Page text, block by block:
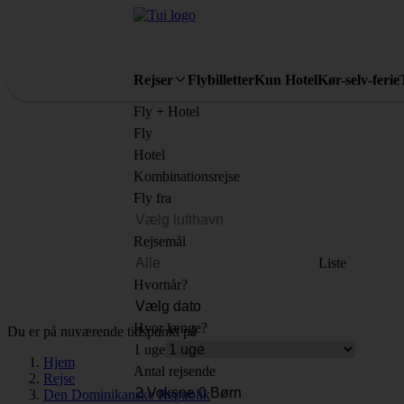
Rejser FlybilletterKun HotelKør-selv-ferie
Fly + Hotel
Fly
Hotel
Kombinationsrejse
Fly fra
Rejsemål
Liste
Hvornår?
Hvor længe?
1 uge
Antal rejsende
Du er på nuværende tidspunkt på
Hjem
Rejse
Den Dominikanske Republik